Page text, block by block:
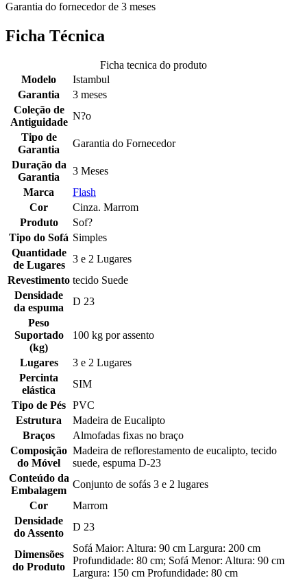
Garantia do fornecedor de 3 meses
Ficha Técnica
Ficha tecnica do produto
Modelo
Istambul
Garantia
3 meses
Coleção de
Antiguidade
N?o
Tipo de
Garantia
Garantia do Fornecedor
Duração da
Garantia
3 Meses
Marca
Flash
Cor
Cinza. Marrom
Produto
Sof?
Tipo do Sofá Simples
Quantidade
de Lugares
3 e 2 Lugares
Revestimento tecido Suede
Densidade
da espuma
D 23
Peso
Suportado
(kg)
100 kg por assento
Lugares
3 e 2 Lugares
Percinta
elástica
SIM
Tipo de Pés PVC
Estrutura
Madeira de Eucalipto
Braços
Almofadas fixas no braço
Composição
do Móvel
Madeira de reflorestamento de eucalipto, tecido
suede, espuma D-23
Conteúdo da
Embalagem
Conjunto de sofás 3 e 2 lugares
Cor
Marrom
Densidade
do Assento
D 23
Dimensões
do Produto
Sofá Maior: Altura: 90 cm Largura: 200 cm
Profundidade: 80 cm; Sofá Menor: Altura: 90 cm
Largura: 150 cm Profundidade: 80 cm